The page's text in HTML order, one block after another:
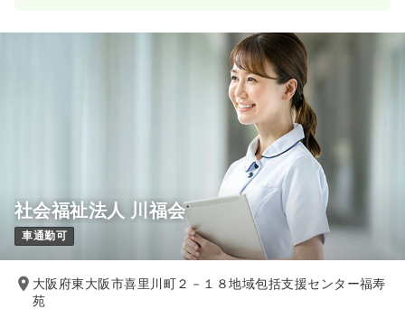
社会福祉法人 川福会
車通勤可
大阪府東大阪市喜里川町２－１８地域包括支援センター福寿
苑